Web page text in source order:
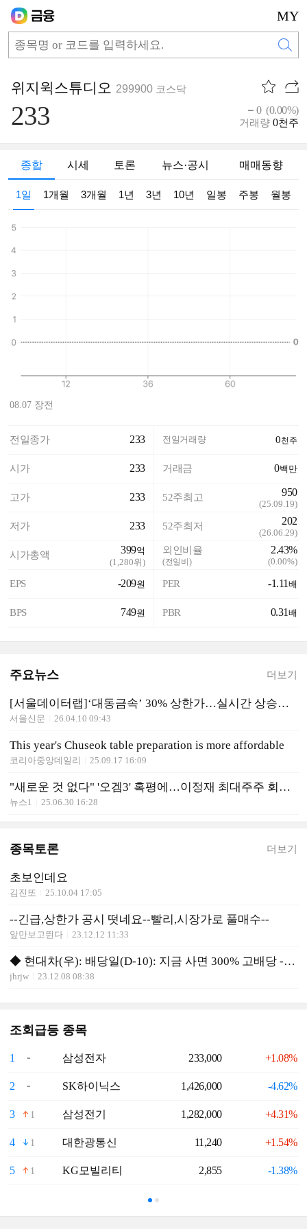
MY
위지윅스튜디오 299900 코스닥
233 0 (0.00%)
거래량 0천주
종합 시세 토론 뉴스·공시 매매동향
1일 1개월 3개월 1년 3년 10년 일봉 주봉 월봉
08.07 장전
전일종가 233
시가 233
고가 233
저가 233
시가총액 399억
(1,280위)
EPS -209원
BPS 749원
전일거래량 0천주
거래금 0백만
52주최고 950
(25.09.19)
52주최저 202
(26.06.29)
외인비율
(전일비)
2.43%
(0.00%)
PER -1.11 배
PBR 0.31 배
주요뉴스 더보기
[서울데이터랩]‘대동금속’ 30% 상한가…실시간 상승률 1위
서울신문 26.04.10 09:43
This year's Chuseok table preparation is more affordable
코리아중앙데일리 25.09.17 16:09
"새로운 것 없다" '오겜3' 혹평에…이정재 최대주주 회사 급락[핫종목]
뉴스1 25.06.30 16:28
종목토론 더보기
초보인데요
김진또 25.10.04 17:05
--긴급,상한가 공시 떳네요--빨리,시장가로 풀매수--
앞만보고뛴다 23.12.12 11:33
◆ 현대차(우): 배당일(D-10): 지금 사면 300% 고배당 ->선매수
jhrjw 23.12.08 08:38
조회급등 종목
1 삼성전자 233,000 +1.08%
2 SK하이닉스 1,426,000 -4.62%
3 1 삼성전기 1,282,000 +4.31%
4 1 대한광통신 11,240 +1.54%
5 1 KG모빌리티 2,855 -1.38%